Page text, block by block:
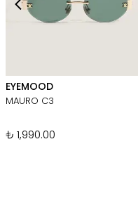
EYEMOOD
MAURO C3
₺ 1,990.00